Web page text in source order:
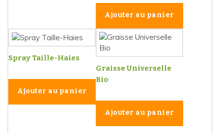
Ajouter au panier
Spray Taille-Haies
Ajouter au panier
Graisse Universelle
Bio
Ajouter au panier